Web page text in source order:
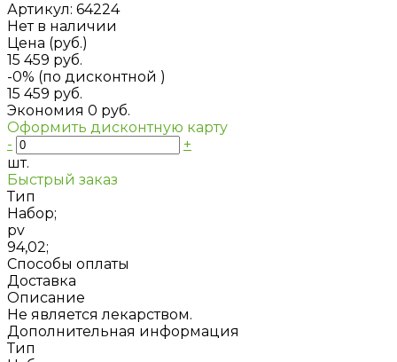
Артикул: 64224
Нет в наличии
Цена (руб.)
15 459 руб.
-0% (по дисконтной )
15 459 руб.
Экономия 0 руб.
Оформить дисконтную карту
-
+
шт.
Быстрый заказ
Тип
Набор;
pv
94,02;
Способы оплаты
Доставка
Описание
Не является лекарством.
Дополнительная информация
Тип